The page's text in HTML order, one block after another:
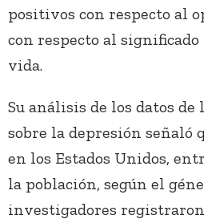
positivos con respecto al
con respecto al
vida.
Su análisis de los datos
sobre la depresión señaló
en los Estados Unidos,
la población, según el
investigadores registraron